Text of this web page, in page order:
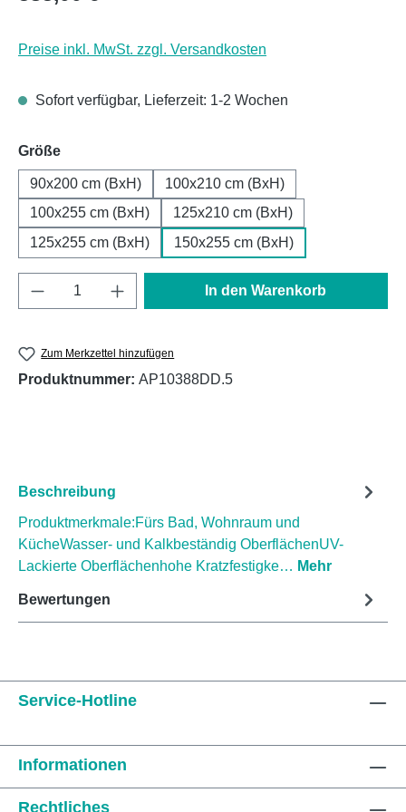
Preise inkl. MwSt. zzgl. Versandkosten
Sofort verfügbar, Lieferzeit: 1-2 Wochen
Größeauswählen
90x200 cm (BxH)
100x210 cm (BxH)
100x255 cm (BxH)
125x210 cm (BxH)
125x255 cm (BxH)
150x255 cm (BxH)
Produkt Anzahl: Gib den gewünschten
In den Warenkorb
Zum Merkzettel hinzufügen
Produktnummer: AP10388DD.5
Beschreibung
Produktmerkmale:Fürs Bad, Wohnraum und
KücheWasser- und Kalkbeständig OberflächenUV-
Lackierte Oberflächenhohe Kratzfestigke… Mehr
Bewertungen
Service-Hotline
Informationen
Rechtliches